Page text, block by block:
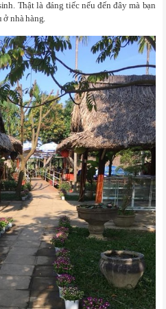
Thật là đáng tiếc nếu đến đây mà bạn
ở nhà hàng.